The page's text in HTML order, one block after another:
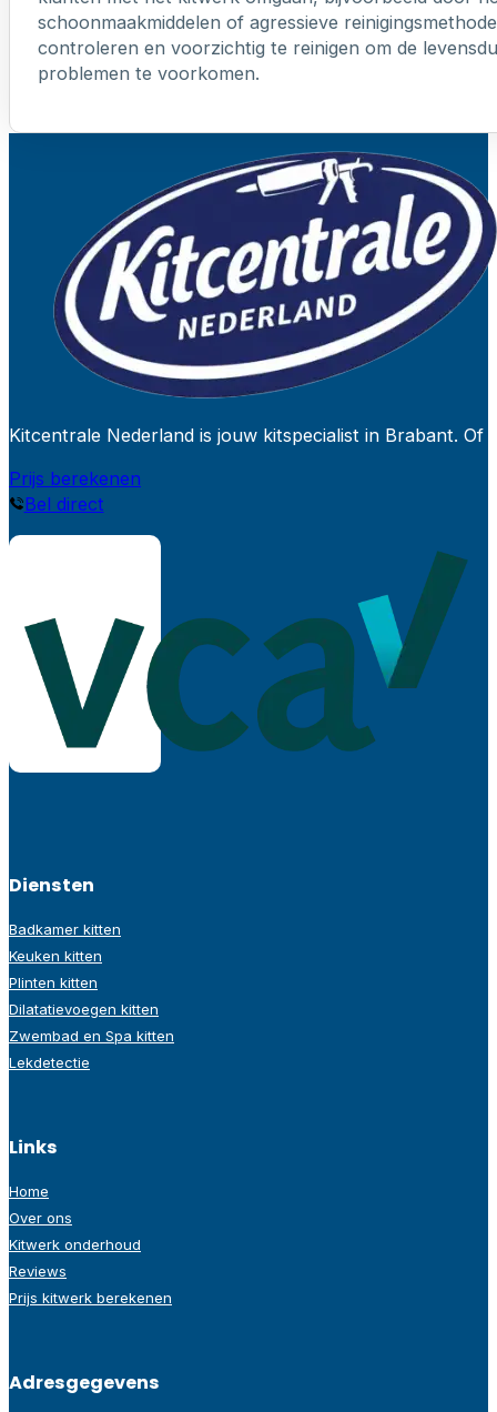
schoonmaakmiddelen of agressieve
controleren en voorzichtig te reinigen om de
problemen te voorkomen.
Kitcentrale Nederland is jouw kitspecialist in Brabant.
Prijs berekenen
Bel direct
Diensten
Badkamer kitten
Keuken kitten
Plinten kitten
Dilatatievoegen kitten
Zwembad en Spa kitten
Lekdetectie
Links
Home
Over ons
Kitwerk onderhoud
Reviews
Prijs kitwerk berekenen
Adresgegevens